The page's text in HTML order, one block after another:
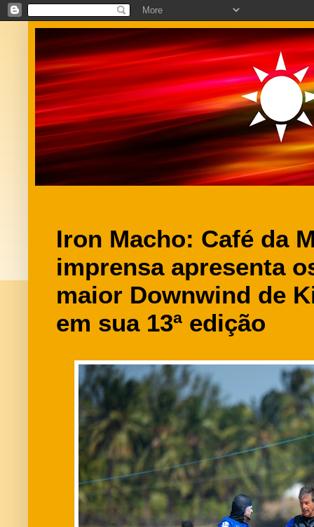
Iron Macho: Café da
imprensa apresenta
maior Downwind de
em sua 13ª edição